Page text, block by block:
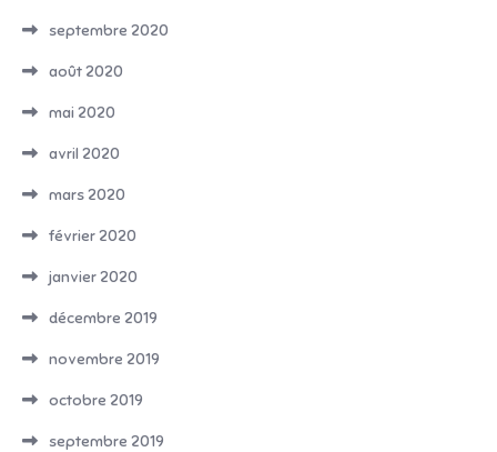
septembre 2020
août 2020
mai 2020
avril 2020
mars 2020
février 2020
janvier 2020
décembre 2019
novembre 2019
octobre 2019
septembre 2019